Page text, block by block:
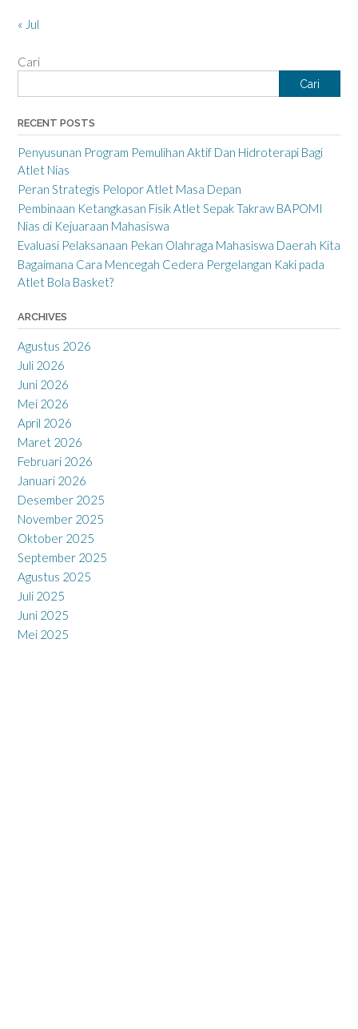
« Jul
Cari
Cari
RECENT POSTS
Penyusunan Program Pemulihan Aktif Dan Hidroterapi Bagi
Atlet Nias
Peran Strategis Pelopor Atlet Masa Depan
Pembinaan Ketangkasan Fisik Atlet Sepak Takraw BAPOMI
Nias di Kejuaraan Mahasiswa
Evaluasi Pelaksanaan Pekan Olahraga Mahasiswa Daerah Kita
Bagaimana Cara Mencegah Cedera Pergelangan Kaki pada
Atlet Bola Basket?
ARCHIVES
Agustus 2026
Juli 2026
Juni 2026
Mei 2026
April 2026
Maret 2026
Februari 2026
Januari 2026
Desember 2025
November 2025
Oktober 2025
September 2025
Agustus 2025
Juli 2025
Juni 2025
Mei 2025